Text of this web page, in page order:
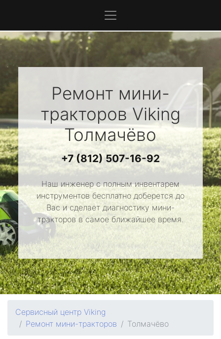
Ремонт мини-
тракторов Viking
Толмачёво
+7 (812) 507-16-92
Наш инженер с полным инвентарем
инструментов бесплатно доберется до
Вас и сделает диагностику мини-
тракторов в самое ближайшее время.
Сервисный центр Viking
Ремонт мини-тракторов
Толмачёво